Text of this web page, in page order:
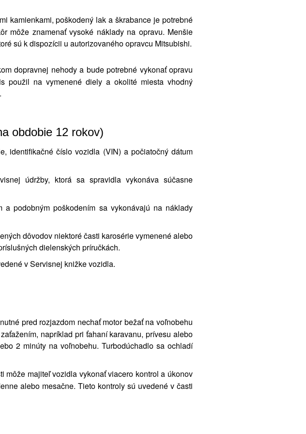
kamienkami, poškodený lak a škrabance je potrebné
môže znamenať vysoké náklady na opravu. Menšie
sú k dispozícii u autorizovaného opravcu Mitsubishi.
dopravnej nehody a bude potrebné vykonať opravu
použil na vymenené diely a okolité miesta vhodný
obdobie 12 rokov)
identifikačné číslo vozidla (VIN) a počiatočný dátum
údržby, ktorá sa spravidla vykonáva súčasne
a podobným poškodením sa vykonávajú na náklady
dôvodov niektoré časti karosérie vymenené alebo
dielenských príručkách.
v Servisnej knižke vozidla.
pred rozjazdom nechať motor bežať na voľnobehu
napríklad pri ťahaní karavanu, prívesu alebo
2 minúty na voľnobehu. Turbodúchadlo sa ochladí
môže majiteľ vozidla vykonať viacero kontrol a úkonov
alebo mesačne. Tieto kontroly sú uvedené v časti